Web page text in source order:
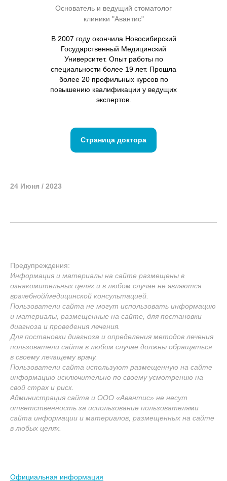
Основатель и ведущий стоматолог
клиники "Авантис"
В 2007 году окончила Новосибирский
Государственный Медицинский
Университет. Опыт работы по
специальности более 19 лет. Прошла
более 20 профильных курсов по
повышению квалификации у ведущих
экспертов.
Страница доктора
24 Июня / 2023
Предупреждения:
Информация и материалы на сайте размещены в
ознакомительных целях и в любом случае не являются
врачебной/медицинской консультацией.
Пользователи сайта не могут использовать информацию
и материалы, размещенные на сайте, для постановки
диагноза и проведения лечения.
Для постановки диагноза и определения методов лечения
пользователи сайта в любом случае должны обращаться
в своему лечащему врачу.
Пользователи сайта используют размещенную на сайте
информацию исключительно по своему усмотрению на
свой страх и риск.
Администрация сайта и ООО «Авантис» не несут
ответственность за использование пользователями
сайта информации и материалов, размещенных на сайте
в любых целях.
Официальная информация